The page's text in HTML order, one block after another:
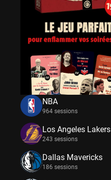
NBA
964 sessions
Los Angeles Lakers
243 sessions
Dallas Mavericks
186 sessions